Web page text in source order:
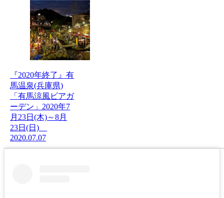
『2020年終了』有
馬温泉(兵庫県)
「有馬涼風ビアガ
ーデン」2020年7
月23日(木)～8月
23日(日)
2020.07.07